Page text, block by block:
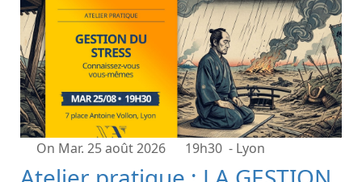
On Mar. 25 août 2026 19h30 - Lyon